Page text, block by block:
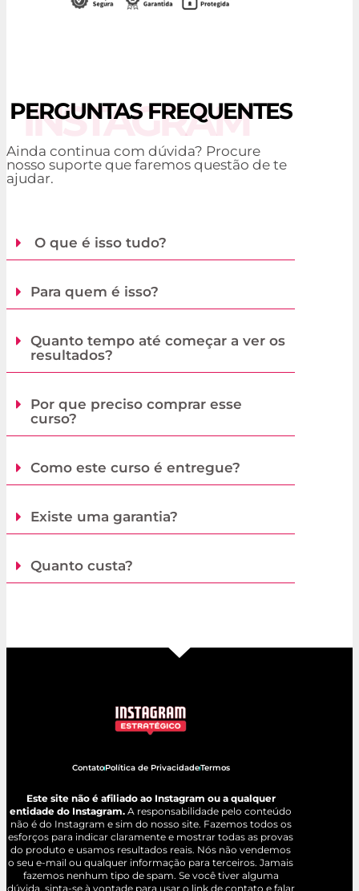
INSTAGRAM
Ainda continua com dúvida? Procure
nosso suporte que faremos questão de te
ajudar.
PERGUNTAS FREQUENTES
O que é isso tudo?
Para quem é isso?
Quanto tempo até começar a ver os
resultados?
Por que preciso comprar esse
curso?
Como este curso é entregue?
Existe uma garantia?
Quanto custa?
ContatoPolítica de PrivacidadeTermos
Este site não é afiliado ao Instagram ou a qualquer
entidade do Instagram. A responsabilidade pelo conteúdo
não é do Instagram e sim do nosso site. Fazemos todos os
esforços para indicar claramente e mostrar todas as provas
do produto e usamos resultados reais. Nós não vendemos
o seu e-mail ou qualquer informação para terceiros. Jamais
fazemos nenhum tipo de spam. Se você tiver alguma
dúvida, sinta-se à vontade para usar o link de contato e falar